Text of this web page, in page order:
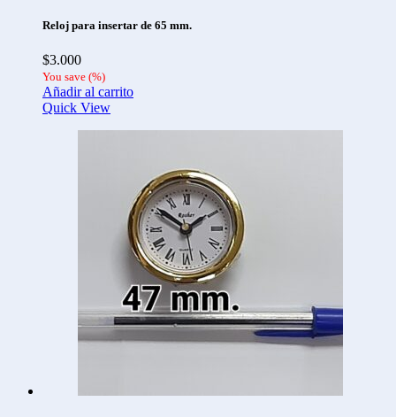
Reloj para insertar de 65 mm.
$3.000
You save (%)
Añadir al carrito
Quick View